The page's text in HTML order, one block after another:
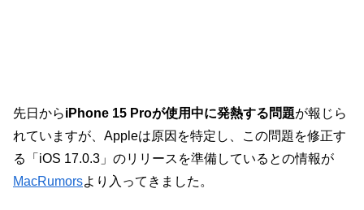
先日からiPhone 15 Proが使用中に発熱する問題が報じら
れていますが、Appleは原因を特定し、この問題を修正す
る「iOS 17.0.3」のリリースを準備しているとの情報が
MacRumorsより入ってきました。